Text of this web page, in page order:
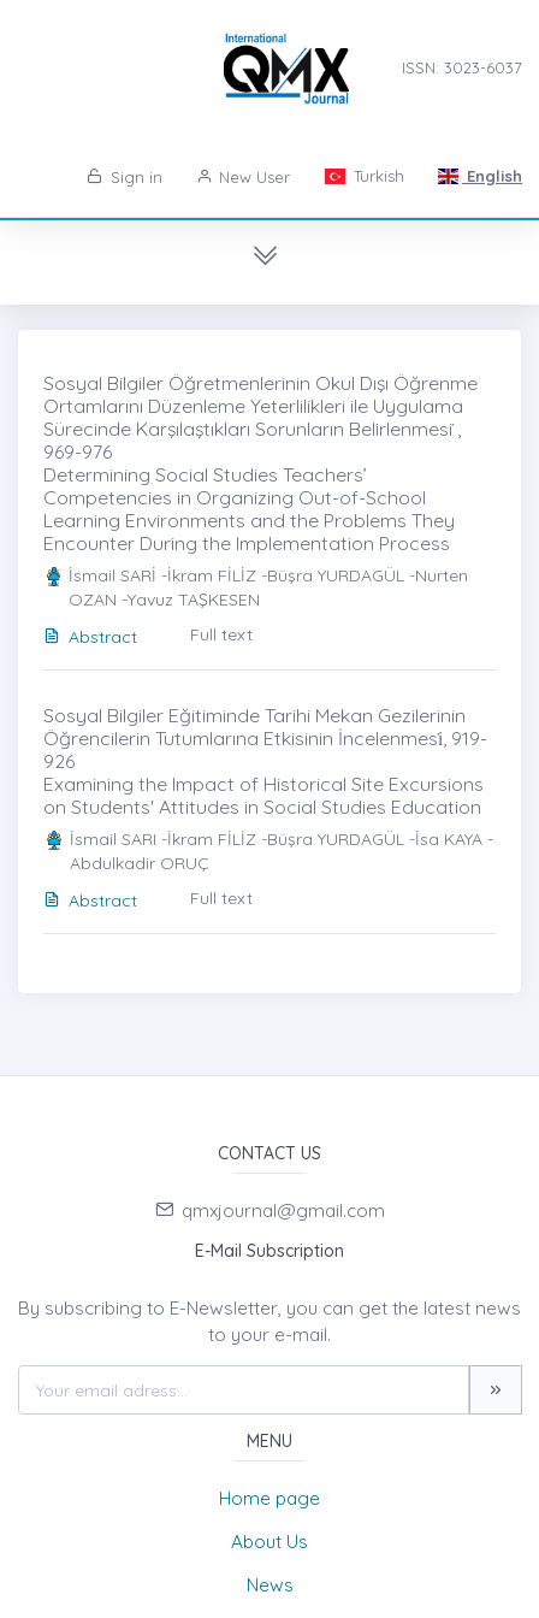
ISSN: 3023-6037
Sign in New User Turkish English
Sosyal Bilgiler Öğretmenlerinin Okul Dışı Öğrenme
Ortamlarını Düzenleme Yeterlilikleri ile Uygulama
Sürecinde Karşılaştıkları Sorunların Belirlenmesi ̇,
969-976
Determining Social Studies Teachers’
Competencies in Organizing Out-of-School
Learning Environments and the Problems They
Encounter During the Implementation Process
İsmail SARİ -İkram FİLİZ -Büşra YURDAGÜL -Nurten
OZAN -Yavuz TAŞKESEN
Abstract
Full text
Sosyal Bilgiler Eğitiminde Tarihi Mekan Gezilerinin
Öğrencilerin Tutumlarına Etkisinin İncelenmesi̇, 919-
926
Examining the Impact of Historical Site Excursions
on Students' Attitudes in Social Studies Education
İsmail SARI -İkram FİLİZ -Büşra YURDAGÜL -İsa KAYA -
Abdulkadir ORUÇ
Abstract
Full text
CONTACT US
qmxjournal@gmail.com
E-Mail Subscription
By subscribing to E-Newsletter, you can get the latest news
to your e-mail.
MENU
Home page
About Us
News